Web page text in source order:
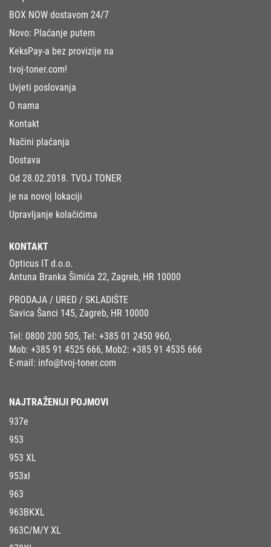
BOX NOW dostavom 24/7
Novo: Plaćanje putem
KeksPay-a bez provizije na
tvoj-toner.com!
Uvjeti poslovanja
O nama
Kontakt
Načini plaćanja
Dostava
Od 28.02.2018. TVOJ TONER
je na novoj lokaciji
Upravljanje kolačićima
KONTAKT
Opticus IT d.o.o.
Antuna Branka Šimića 22, Zagreb, HR 10000
PRODAJA / URED / SKLADIŠTE
Savica Šanci 145, Zagreb, HR 10000
Tel: 0800 200 505, Tel: +385 01 2450 960,
Mob: +385 91 4525 666, Mob2: +385 91 4535 666
E-mail: info@tvoj-toner.com
NAJTRAŽENIJI POJMOVI
937e
953
953 XL
953xl
963
963BKXL
963C/M/Y XL